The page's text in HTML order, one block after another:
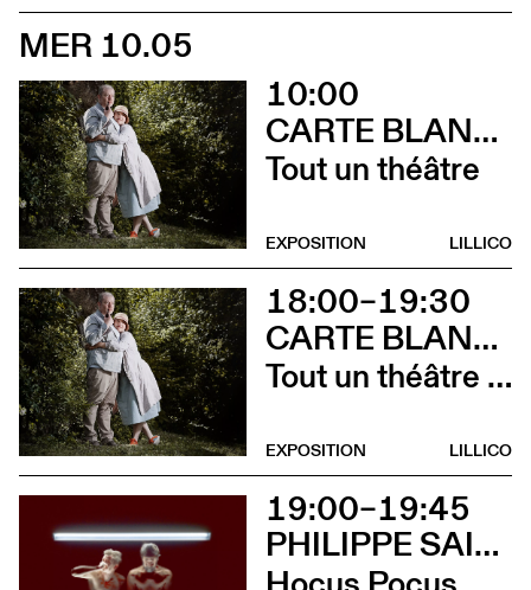
MER 10.05
10:00
CARTE BLANCHE À ALBERTINE & GERMANO ZULLO
Tout un théâtre
LILLICO
EXPOSITION
18:00–19:30
CARTE BLANCHE À ALBERTINE & GERMANO ZULLO
Tout un théâtre (Rencontre avec Albertine et Germano Zullo et soirée films d’animation. Tout public dès 10 ans)
LILLICO
EXPOSITION
19:00–19:45
PHILIPPE SAIRE